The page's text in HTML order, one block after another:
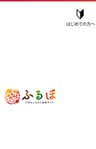
ふるぽ
「ふるさと納税」TOP